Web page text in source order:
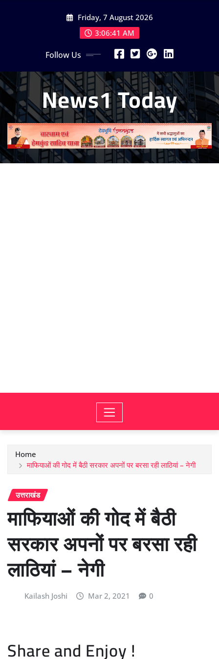
Friday, 7 August 2026
3:06:43 AM
Follow Us
News1 Today
Home
माफियाओं की गोद में बैठी सरकार अपनों पर बरसा रही लाठियां – नेगी
उत्तराखंड
माफियाओं की गोद में बैठी
सरकार अपनों पर बरसा रही
लाठियां – नेगी
Kailash Joshi Mar 2, 2021 0
Share and Enjoy !